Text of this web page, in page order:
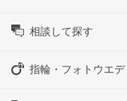
相談して探す
指輪・フォトウエ